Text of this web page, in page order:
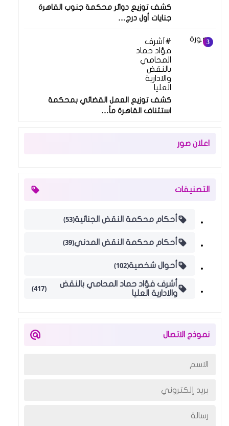
كشف توزيع دوائر محكمة جنوب القاهرة
جنايات أول درج…
أشرف
فؤاد حماد
المحامي
بالنقض
والادارية
العليا
كشف توزيع العمل القضائي بمحكمة
استئناف القاهرة مأ…
اعلان صور
التصنيفات
أحكام محكمة النقض الجنائية(53)
أحكام محكمة النقض المدني(39)
أحوال شخصية(102)
أشرف فؤاد حماد المحامي بالنقض
والادارية العليا
(417)
نموذج الاتصال